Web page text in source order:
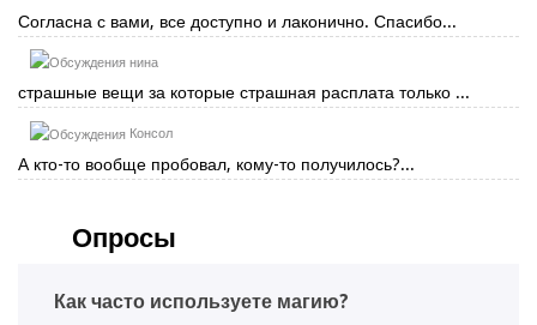
Согласна с вами, все доступно и лаконично. Спасибо...
нина
страшные вещи за которые страшная расплата только ...
Консол
А кто-то вообще пробовал, кому-то получилось?...
Опросы
Как часто используете магию?